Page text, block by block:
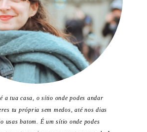
a tua casa, o sítio onde podes andar
tu própria sem medos, até nos dias
usas batom. É um sítio onde podes